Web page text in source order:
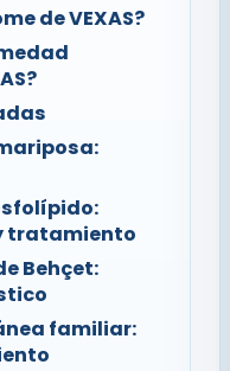
de VEXAS?
tratamiento
Behçet:
familiar: